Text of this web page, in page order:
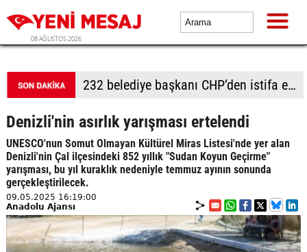
08 AĞUSTOS 2026
232 belediye başkanı CHP’den istifa etti
Denizli'nin asırlık yarışması ertelendi
UNESCO'nun Somut Olmayan Kültürel Miras Listesi'nde yer alan
Denizli'nin Çal ilçesindeki 852 yıllık "Sudan Koyun Geçirme"
yarışması, bu yıl kuraklık nedeniyle temmuz ayının sonunda
gerçekleştirilecek.
09.05.2025 16:19:00
Anadolu Ajansı